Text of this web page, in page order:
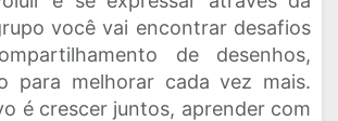
você vai encontrar desafios
de desenhos,
para melhorar cada vez mais.
é crescer juntos, aprender com